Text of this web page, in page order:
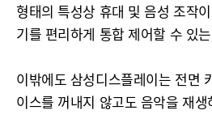
형태의 특성상 휴대 및 음성 조작
기를 편리하게 통합 제어할 수 있
이밖에도 삼성디스플레이는 전면
이스를 꺼내지 않고도 음악을 재